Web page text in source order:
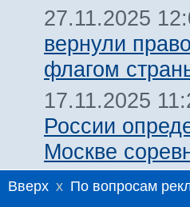
27.11.2025
вернули
флагом
17.11.2025
России
Москве
Вверх x По вопросам